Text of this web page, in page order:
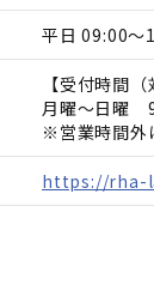
平日 09:00～
【受付時間（
月曜～日曜
※営業時間外
https://rha-